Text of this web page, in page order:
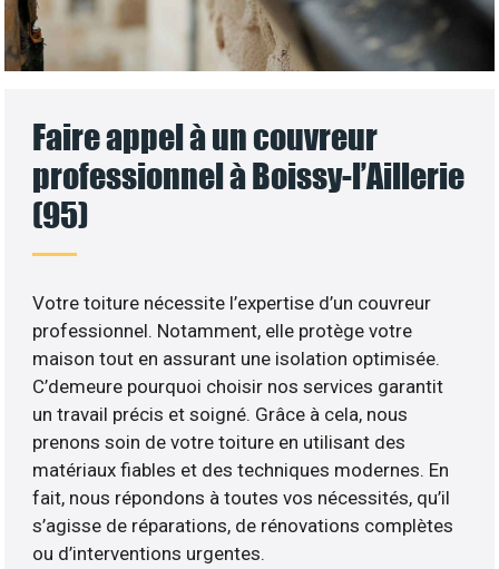
Faire appel à un couvreur
professionnel à Boissy-l’Aillerie
(95)
Votre toiture nécessite l’expertise d’un couvreur
professionnel. Notamment, elle protège votre
maison tout en assurant une isolation optimisée.
C’demeure pourquoi choisir nos services garantit
un travail précis et soigné. Grâce à cela, nous
prenons soin de votre toiture en utilisant des
matériaux fiables et des techniques modernes. En
fait, nous répondons à toutes vos nécessités, qu’il
s’agisse de réparations, de rénovations complètes
ou d’interventions urgentes.